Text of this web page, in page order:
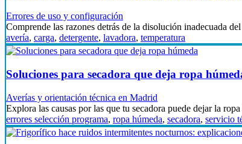
Errores de uso y configuración
Comprende las razones detrás de la disolución inadecuada
avería, carga, detergente, lavadora, temperatura
Soluciones para secadora que deja ropa
Averías y orientación técnica en Madrid
Explora las causas por las que tu secadora puede dejar la
errores selección programa, ropa húmeda, secadora, servicio